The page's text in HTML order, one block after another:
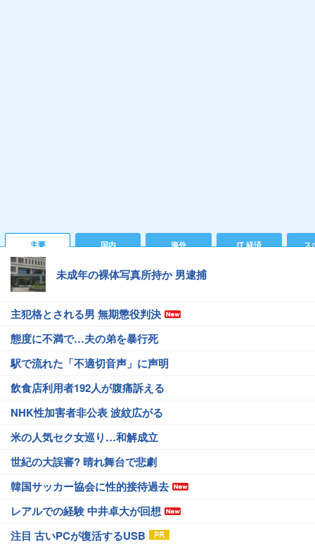
主要 国内 海外 IT 経済 ス
未成年の裸体写真所持か 男逮捕
主犯格とされる男 無期懲役判決
態度に不満で…夫の弟を暴行死
駅で流れた「不適切音声」に声明
飲食店利用者192人が腹痛訴える
NHK性加害者非公表 波紋広がる
米の人気セク女巡り…和解成立
世紀の大誤審? 晴れ舞台で悲劇
韓国サッカー協会に性的接待過去
レアルでの経験 中井卓大が回想
注目 古いPCが復活するUSB